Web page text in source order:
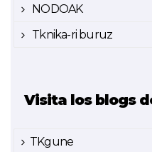
NODOAK
Tknika-ri buruz
Visita los blogs
TKgune